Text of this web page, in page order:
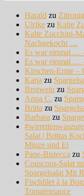
Harald zu
Ulrike zu Kalte
Kalte Zucchini-
Nachgekocht …
Es war einmal …
Es war einmal …
Kirschen-Ernte –
Katja zu
Brotwein zu
Anna C. zu
Britta zu
Barbara zu
Salat | Brittas
Minze und Ei
Pane-Bistecca zu
Couscous-Salat
Spargelsalat Mit
Fischfilet à la
Tomatensauce